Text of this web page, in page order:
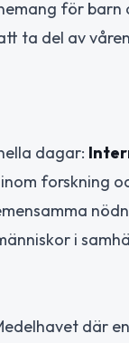
för
ta del av
dagar:
forskning
i
där